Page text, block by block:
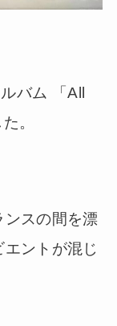
バム 「All
。
ンスの間を漂
ントが混じ